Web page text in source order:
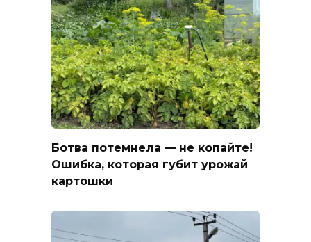
Ботва потемнела — не копайте!
Ошибка, которая губит урожай
картошки